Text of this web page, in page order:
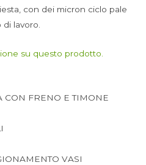
con dei micron ciclo pale
lavoro.
su questo prodotto.
CON FRENO E TIMONE
VASI